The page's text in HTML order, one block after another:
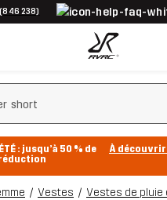
(846 238)
: jusqu’à 50 % de
À
Vestes Vestes de pluie